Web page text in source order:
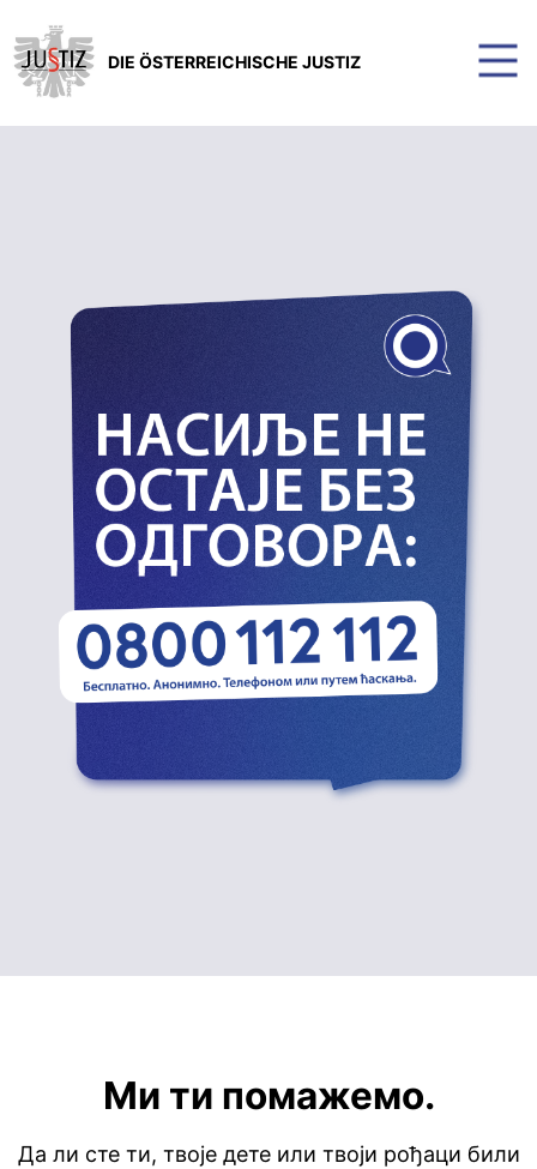
DIE ÖSTERREICHISCHE JUSTIZ
Ми ти помажемо.
Да ли сте ти, твоје дете или твоји рођаци били